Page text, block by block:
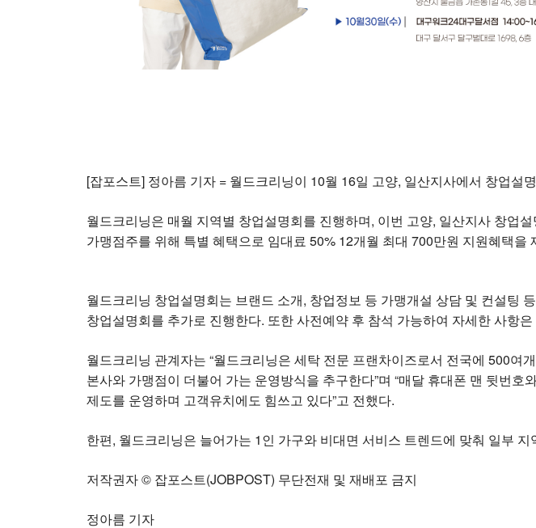
회사연혁
[잡포스트] 정아름 기자 = 월드크리닝이 10월 16일 고양, 일산지사에서 창업설
월드크리닝은 매월 지역별 창업설명회를 진행하며, 이번 고양, 일산지사 창업
가맹점주를 위해 특별 혜택으로 임대료 50% 12개월 최대 700만원 지원혜택을
월드크리닝 창업설명회는 브랜드 소개, 창업정보 등 가맹개설 상담 및 컨설팅
창업설명회를 추가로 진행한다. 또한 사전예약 후 참석 가능하여 자세한 사항
월드크리닝 관계자는 “월드크리닝은 세탁 전문 프랜차이즈로서 전국에 500
본사와 가맹점이 더불어 가는 운영방식을 추구한다”며 “매달 휴대폰 맨 뒷번
제도를 운영하며 고객유치에도 힘쓰고 있다”고 전했다.
한편, 월드크리닝은 늘어가는 1인 가구와 비대면 서비스 트렌드에 맞춰 일부
저작권자 © 잡포스트(JOBPOST) 무단전재 및 재배포 금지
정아름 기자